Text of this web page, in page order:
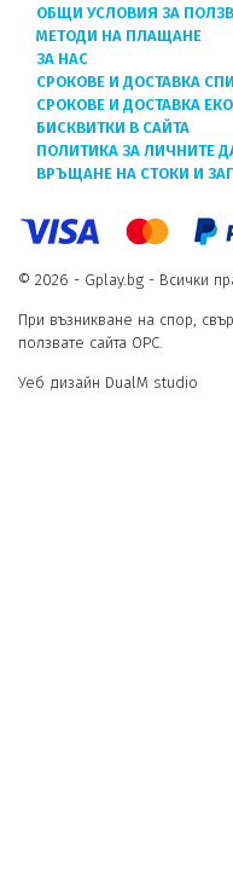
ОБЩИ УСЛОВИЯ ЗА
МЕТОДИ НА ПЛАЩАНЕ
ЗА НАС
СРОКОВЕ И ДОСТАВКА
СРОКОВЕ И ДОСТАВКА
БИСКВИТКИ В САЙТА
ПОЛИТИКА ЗА ЛИЧНИТЕ
ВРЪЩАНЕ НА СТОКИ И
© 2026 - Gplay.bg - Всички
При възникване на спор,
ползвате сайта ОРС.
Уеб дизайн DualM studio